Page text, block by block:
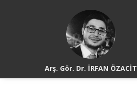
Arş. Gör. Dr. İRFAN ÖZACİT